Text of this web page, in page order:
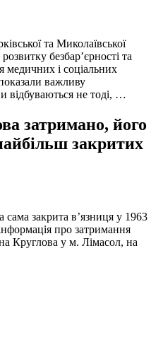
та Миколаївської
безбар’єрності та
медичних і соціальних
важливу
відбуваються не тоді, …
затримано, його
закритих
закрита в’язниця у 1963
про затримання
Круглова у м. Лімасол, на